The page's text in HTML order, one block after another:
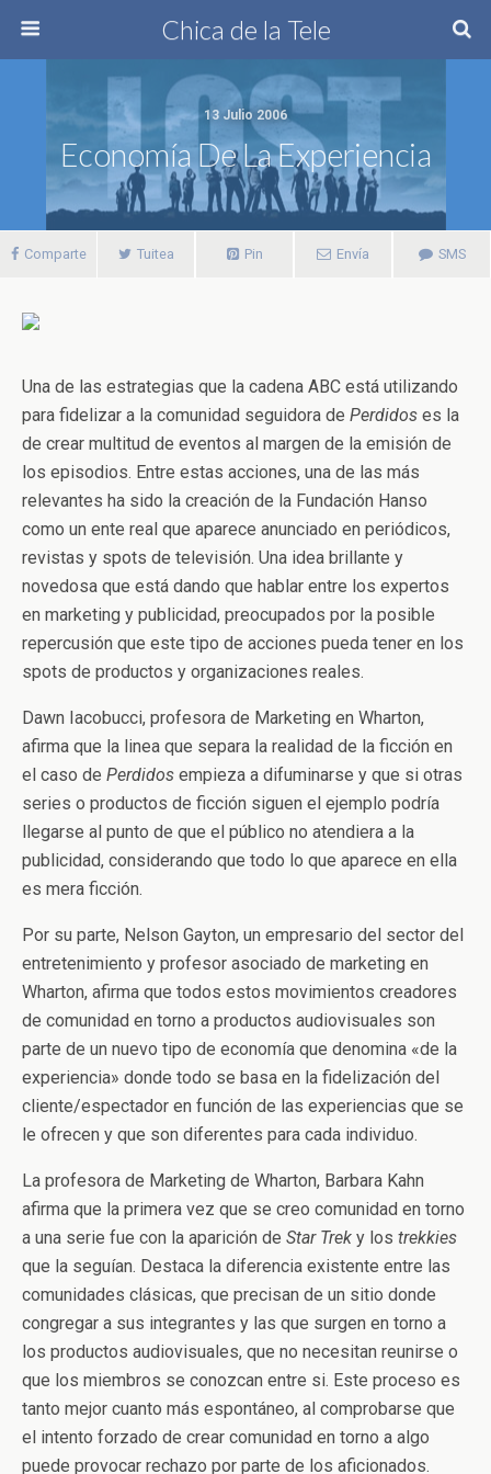
Chica de la Tele
13 Julio 2006
Economía De La Experiencia
Comparte Tuitea Pin Envía SMS
Una de las estrategias que la cadena ABC está utilizando
para fidelizar a la comunidad seguidora de Perdidos es la
de crear multitud de eventos al margen de la emisión de
los episodios. Entre estas acciones, una de las más
relevantes ha sido la creación de la Fundación Hanso
como un ente real que aparece anunciado en periódicos,
revistas y spots de televisión. Una idea brillante y
novedosa que está dando que hablar entre los expertos
en marketing y publicidad, preocupados por la posible
repercusión que este tipo de acciones pueda tener en los
spots de productos y organizaciones reales.
Dawn Iacobucci, profesora de Marketing en Wharton,
afirma que la linea que separa la realidad de la ficción en
el caso de Perdidos empieza a difuminarse y que si otras
series o productos de ficción siguen el ejemplo podría
llegarse al punto de que el público no atendiera a la
publicidad, considerando que todo lo que aparece en ella
es mera ficción.
Por su parte, Nelson Gayton, un empresario del sector del
entretenimiento y profesor asociado de marketing en
Wharton, afirma que todos estos movimientos creadores
de comunidad en torno a productos audiovisuales son
parte de un nuevo tipo de economía que denomina «de la
experiencia» donde todo se basa en la fidelización del
cliente/espectador en función de las experiencias que se
le ofrecen y que son diferentes para cada individuo.
La profesora de Marketing de Wharton, Barbara Kahn
afirma que la primera vez que se creo comunidad en torno
a una serie fue con la aparición de Star Trek y los trekkies
que la seguían. Destaca la diferencia existente entre las
comunidades clásicas, que precisan de un sitio donde
congregar a sus integrantes y las que surgen en torno a
los productos audiovisuales, que no necesitan reunirse o
que los miembros se conozcan entre si. Este proceso es
tanto mejor cuanto más espontáneo, al comprobarse que
el intento forzado de crear comunidad en torno a algo
puede provocar rechazo por parte de los aficionados.